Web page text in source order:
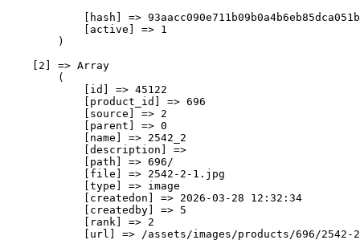
[hash] =>
            [active] => 1
        )
    [2] => Array
        (
            [id] => 45122
            [product_id] => 696
            [source] => 2
            [parent] => 0
            [name] => 2542_2
            [description] =>
            [path] => 696/
            [file] => 2542-2-1.jpg
            [type] => image
            [createdon] => 2026-03-28 12:32:34
            [createdby] => 5
            [rank] => 2
[url] => /assets/images/products/696/2542-